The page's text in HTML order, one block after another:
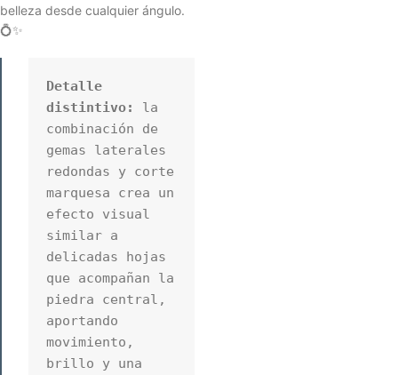
belleza desde cualquier ángulo.
💍✨
Detalle
distintivo:
la
combinación de
gemas laterales
redondas y corte
marquesa crea un
efecto visual
similar a
delicadas hojas
que acompañan la
piedra central,
aportando
movimiento,
brillo y una